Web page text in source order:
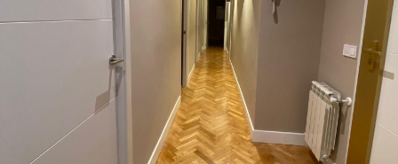
Calle Alonso Heredia
Pisos